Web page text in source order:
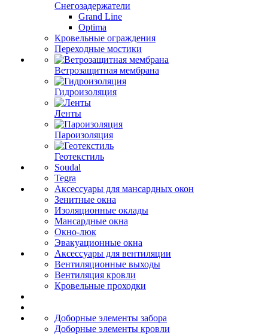
Снегозадержатели
Grand Line
Optima
Кровельные ограждения
Переходные мостики
Ветрозащитная мембрана
Гидроизоляция
Ленты
Пароизоляция
Геотекстиль
Soudal
Tegra
Аксессуары для мансардных окон
Зенитные окна
Изоляционные оклады
Мансардные окна
Окно-люк
Эвакуационные окна
Аксессуары для вентиляции
Вентиляционные выходы
Вентиляция кровли
Кровельные проходки
Доборные элементы забора
Доборные элементы кровли